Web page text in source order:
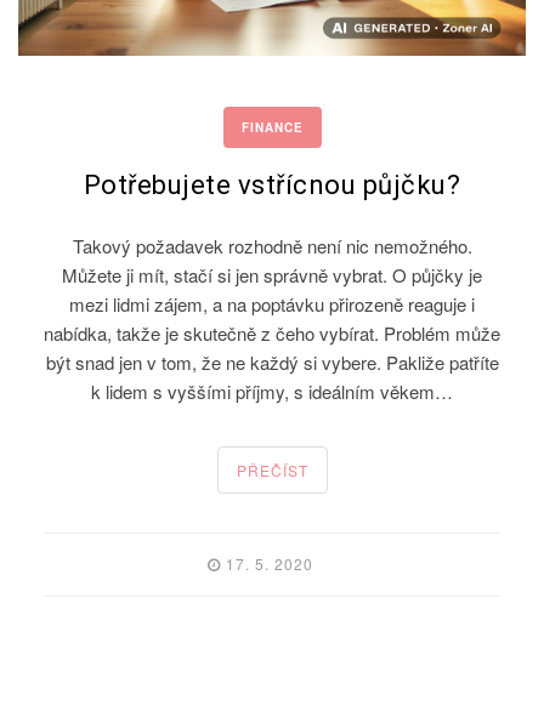
FINANCE
Potřebujete vstřícnou půjčku?
Takový požadavek rozhodně není nic nemožného.
Můžete ji mít, stačí si jen správně vybrat. O půjčky je
mezi lidmi zájem, a na poptávku přirozeně reaguje i
nabídka, takže je skutečně z čeho vybírat. Problém může
být snad jen v tom, že ne každý si vybere. Pakliže patříte
k lidem s vyššími příjmy, s ideálním věkem…
PŘEČÍST
17. 5. 2020